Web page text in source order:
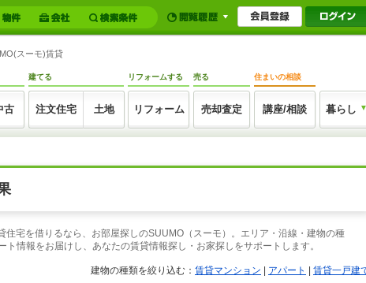
スーモ)賃貸
古
建てる
注文住宅 土地
リフォームする
リフォーム
売る
売却査定
住まいの相談
講座/相談 暮らし
宅を借りるなら、お部屋探しのSUUMO（スーモ）。エリア・沿線・建物の種
情報をお届けし、あなたの賃貸情報探し・お家探しをサポートします。
建物の種類を絞り込む： 賃貸マンション アパート 賃貸一戸建